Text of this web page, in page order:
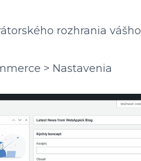
rozhrania
> Nastavenia